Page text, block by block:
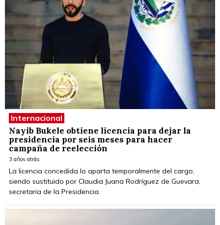
Internacional
Nayib Bukele obtiene licencia para dejar la
presidencia por seis meses para hacer
campaña de reelección
3 años atrás
La licencia concedida lo aparta temporalmente del cargo,
siendo sustituido por Claudia Juana Rodríguez de Guevara,
secretaria de la Presidencia.